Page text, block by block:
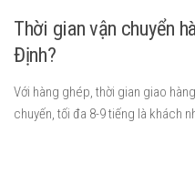
Thời gian vận chuyển
Định?
Với hàng ghép, thời gian giao
chuyến, tối đa 8-9 tiếng là khách